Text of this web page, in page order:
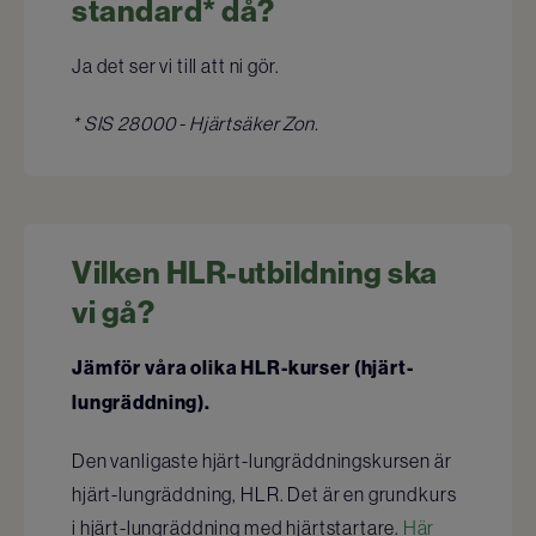
standard* då?
Ja det ser vi till att ni gör.
* SIS 28000 - Hjärtsäker Zon.
Vilken HLR-utbildning ska
vi gå?
Jämför våra olika HLR-kurser (hjärt-
lungräddning).
Den vanligaste hjärt-lungräddningskursen är
hjärt-lungräddning, HLR. Det är en grundkurs
i hjärt-lungräddning med hjärtstartare. Här